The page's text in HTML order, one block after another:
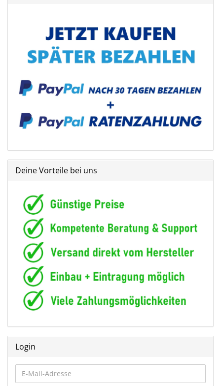
Deine Vorteile bei uns
Login
E-
Mail-